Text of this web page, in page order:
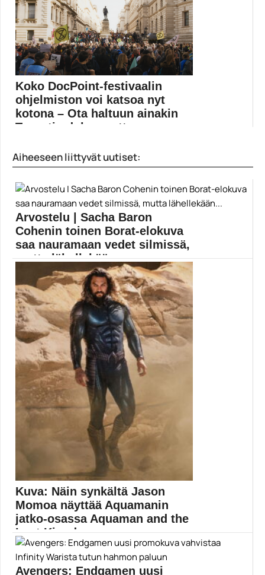
The Pokémon Company on julkistanut virallisen
fanituotteen, joka...
Elokuvauutiset
Koko DocPoint-festivaalin
ohjelmiston voi katsoa nyt
kotona – Ota haltuun ainakin
Tavastia-dokumentt...
festivaalin ohjelmistosta löytyy melkoinen määrä...
Aiheeseen liittyvät uutiset:
Arvostelu | Sacha Baron
Cohenin toinen Borat-elokuva
saa nauramaan vedet silmissä,
mutta lähellekään...
Sacha Baron Cohenin Borat-hahmon Amazon Prime
Videossa nähtävä...
Amazon Prime Video
Kuva: Näin synkältä Jason
Momoa näyttää Aquamanin
jatko-osassa Aquaman and the
Lost Kingdom
Aquaman-jatko-osan kuvaukset ovat parhaillaan
käynnissä. Ohjaaja James Wan...
Avengers: Endgamen uusi